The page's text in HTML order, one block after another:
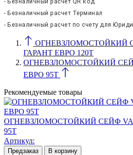
- Безналичный расчет QR код
- Безналичный расчет Терминал
- Безналичный расчет по счету для
ОГНЕВЗЛОМОСТОЙКИЙ
ГАРАНТ ЕВРО 120Т
ОГНЕВЗЛОМОСТОЙКИЙ
ЕВРО 95T
Рекомендуемые товары
ОГНЕВЗЛОМОСТОЙКИЙ СЕЙФ
95T
Артикул:
Предзаказ В корзину